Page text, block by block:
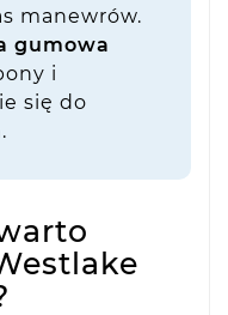
manewrów.
gumowa
i
się do